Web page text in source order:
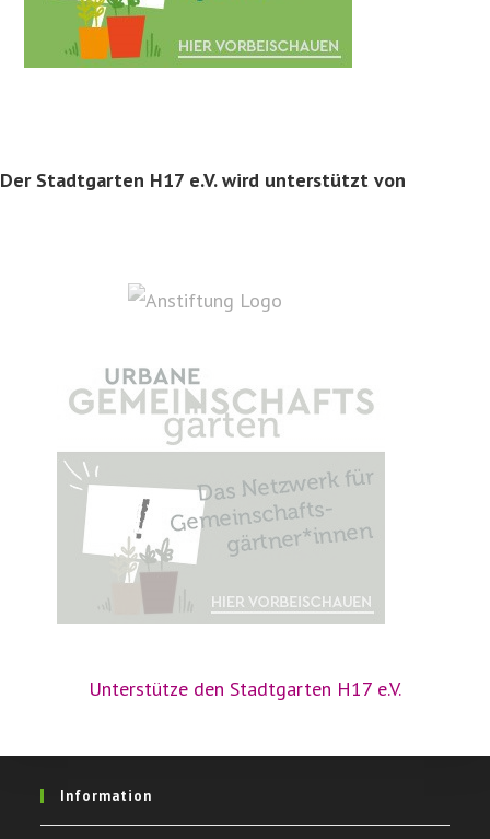
Der Stadtgarten H17 e.V. wird unterstützt von
Unterstütze den Stadtgarten H17 e.V.
Information